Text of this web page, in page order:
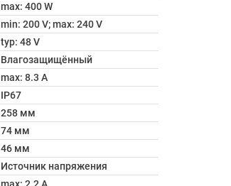
max: 400 W
min: 200 V; max: 240 V
typ: 48 V
Влагозащищённый
max: 8.3 A
IP67
258 мм
74 мм
46 мм
Источник напряжения